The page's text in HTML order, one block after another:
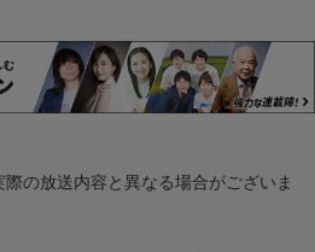
の放送内容と異なる場合がございま